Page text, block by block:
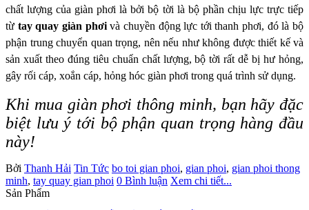
chất lượng của giàn phơi là bởi bộ tời là bộ phần chịu lực trực tiếp
từ tay quay giàn phơivà chuyền động lực tới thanh phơi, đó là bộ
phận trung chuyển quan trọng, nên nếu như không được thiết kế và
sản xuất theo đúng tiêu chuẩn chất lượng, bộ tời rất dễ bị hư hỏng,
gây rối cáp, xoắn cáp, hỏng hóc giàn phơi trong quá trình sử dụng.
Khi mua giàn phơi thông minh, bạn hãy đặc
biệt lưu ý tới bộ phận quan trọng hàng đầu
này!
Bởi Thanh Hải Tin Tức bo toi gian phoi, gian phoi, gian phoi thong
minh, tay quay gian phoi 0 Bình luận Xem chi tiết...
Sản Phẩm